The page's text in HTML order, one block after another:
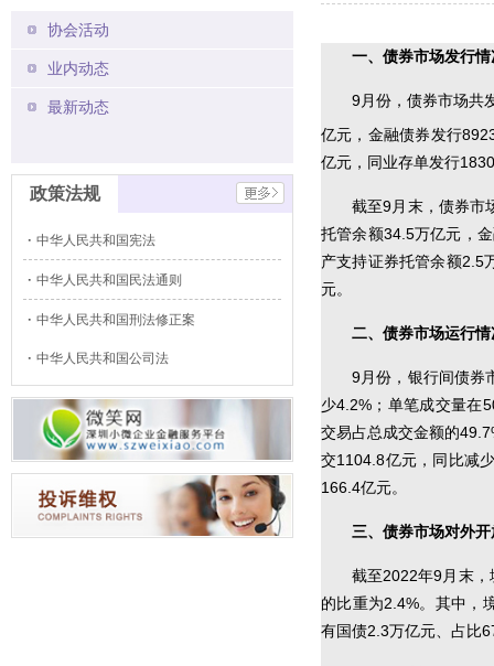
协会活动
业内动态
最新动态
政策法规
中华人民共和国宪法
中华人民共和国民法通则
中华人民共和国刑法修正案
中华人民共和国公司法
一、债券市场发行情
9月份，债券市场共
亿元，金融债券发行
亿元，同业存单发行
截至9月末，债券市
托管余额34.5万亿元，
产支持证券托管余额2.5
元。
二、债券市场运行情
9月份，银行间债券
少4.2%；单笔成交量在
交易占总成交金额的
交1104.8亿元，同比减
166.4亿元。
三、债券市场对外
截至2022年9月末
的比重为2.4%。其中，
有国债2.3万亿元、占比